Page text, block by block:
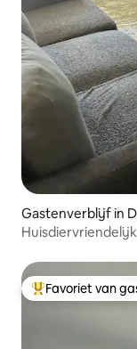
Gastenverblijf in
Topfavoriet van
Favoriet van